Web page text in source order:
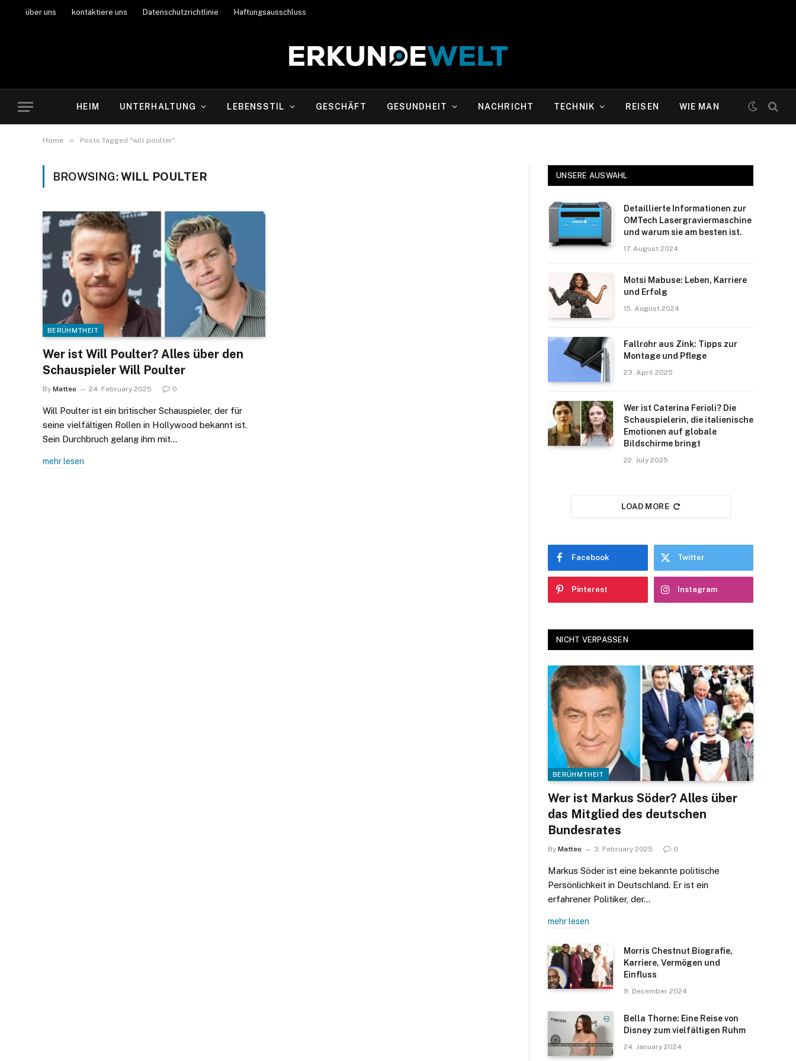
über uns kontaktiere uns Datenschutzrichtlinie Haftungsausschluss
HEIM UNTERHALTUNG LEBENSSTIL GESCHÄFT GESUNDHEIT NACHRICHT TECHNIK REISEN WIE MAN
Home » Posts Tagged "will poulter"
BROWSING:WILL POULTER
BERÜHMTHEIT
Wer ist Will Poulter? Alles über den
Schauspieler Will Poulter
By Matteo 24. February 2025 0
Will Poulter ist ein britischer Schauspieler, der für
seine vielfältigen Rollen in Hollywood bekannt ist.
Sein Durchbruch gelang ihm mit…
mehr lesen
UNSERE AUSWAHL
Detaillierte Informationen zur
OMTech Lasergraviermaschine
und warum sie am besten ist.
17. August 2024
Motsi Mabuse: Leben, Karriere
und Erfolg
15. August 2024
Fallrohr aus Zink: Tipps zur
Montage und Pflege
23. April 2025
Wer ist Caterina Ferioli? Die
Schauspielerin, die italienische
Emotionen auf globale
Bildschirme bringt
22. July 2025
LOAD MORE
Facebook Twitter
Pinterest Instagram
NICHT VERPASSEN
BERÜHMTHEIT
Wer ist Markus Söder? Alles über
das Mitglied des deutschen
Bundesrates
By Matteo 3. February 2025 0
Markus Söder ist eine bekannte politische
Persönlichkeit in Deutschland. Er ist ein
erfahrener Politiker, der…
mehr lesen
Morris Chestnut Biografie,
Karriere, Vermögen und
Einfluss
9. December 2024
Bella Thorne: Eine Reise von
Disney zum vielfältigen Ruhm
24. January 2024